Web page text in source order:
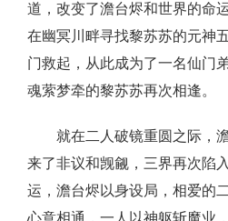
道，改变了澹台烬和世界的命
在幽冥川畔寻找黎苏苏的元神
门救起，从此成为了一名仙门
魂萦梦牵的黎苏苏再次相逢。
就在二人破镜重圆之际，
来了非议和觊觎，三界再次陷
运，澹台烬以身设局，相爱的
心意相通，一人以神躯斩魔业